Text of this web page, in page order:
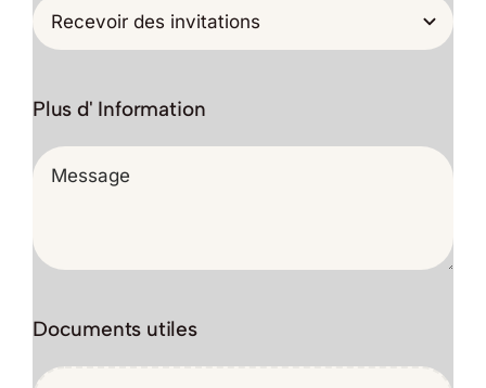
Plus d' Information
Documents utiles